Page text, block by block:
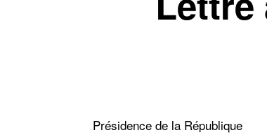
Présidence de la République